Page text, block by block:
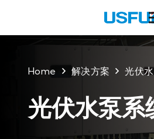
Home 解决方案 光伏
光伏水泵系